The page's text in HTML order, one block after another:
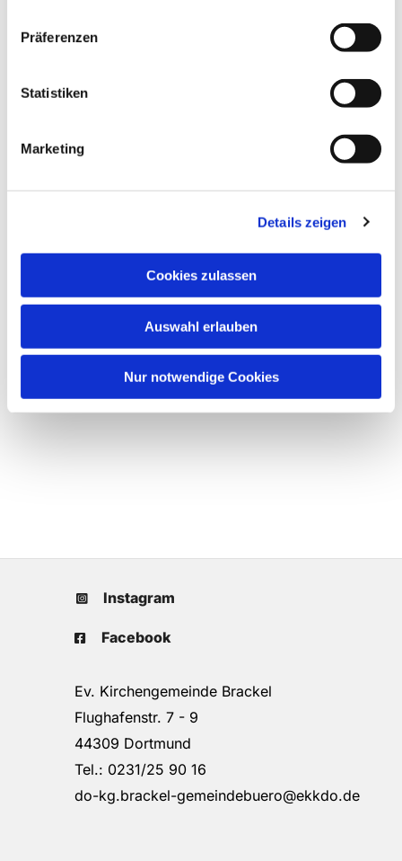
Präferenzen
Statistiken
Marketing
Details zeigen
Cookies zulassen
Auswahl erlauben
Nur notwendige Cookies
Instagram
Facebook
Ev. Kirchengemeinde Brackel
Flughafenstr. 7 - 9
44309 Dortmund
Tel.: 0231/25 90 16
do-kg.brackel-gemeindebuero@ekkdo.de